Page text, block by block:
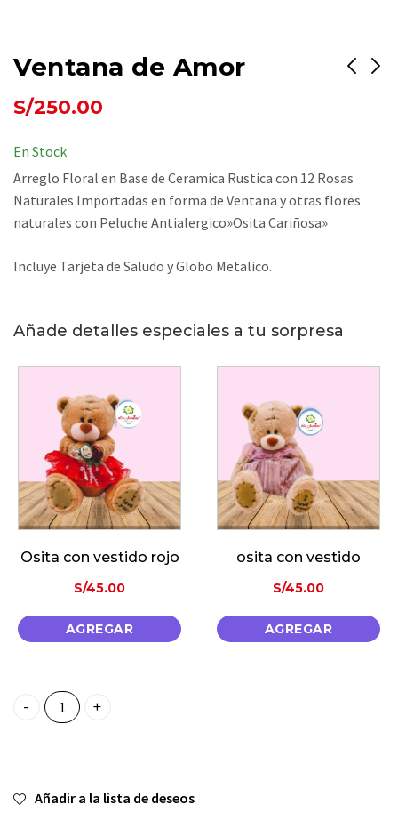
Ventana de Amor
S/250.00
En Stock
Arreglo Floral en Base de Ceramica Rustica con 12 Rosas
Naturales Importadas en forma de Ventana y otras flores
naturales con Peluche Antialergico»Osita Cariñosa»
Incluye Tarjeta de Saludo y Globo Metalico.
Añade detalles especiales a tu sorpresa
con vestido rojo
45.00
AGREGAR
osita con vestido
45.00
AGREGAR
Ventana de Amor quantity
Añadir a la lista de deseos